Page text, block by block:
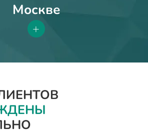
Москве
+